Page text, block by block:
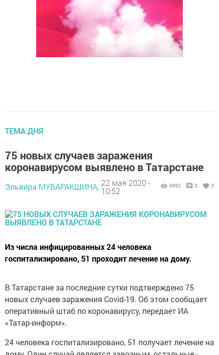
ТЕМА ДНЯ
75 новых случаев заражения
коронавирусом выявлено в Татарстане
Эльвира МУБАРАКШИНА, 22 мая 2020 -
10:52
3862 0 0
Из числа инфицированных 24 человека
госпитализировано, 51 проходит лечение на дому.
В Татарстане за последние сутки подтверждено 75
новых случаев заражения Covid-19. Об этом сообщает
оперативный штаб по коронавирусу, передает ИА
«Татар-информ».
24 человека госпитализировано, 51 получает лечение на